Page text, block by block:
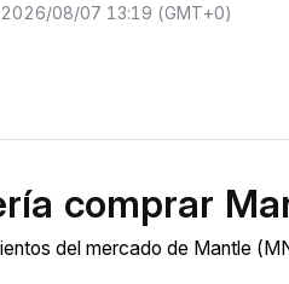
2026/08/07 13:19 (GMT+0)
comprar
del mercado de Mantle